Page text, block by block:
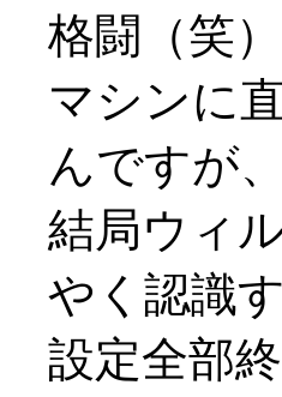
格闘（笑）
マシンに
んですが
結局ウィ
やく認識
設定全部